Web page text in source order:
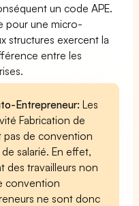
un code APE.
pour une micro-
structures exercent la
entre les
Entrepreneur: Les
Fabrication de
pas de convention
salarié. En effet,
des travailleurs non
convention
ne sont donc